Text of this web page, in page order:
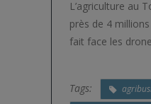
L’agriculture au
près de 4
fait face les
Tags: